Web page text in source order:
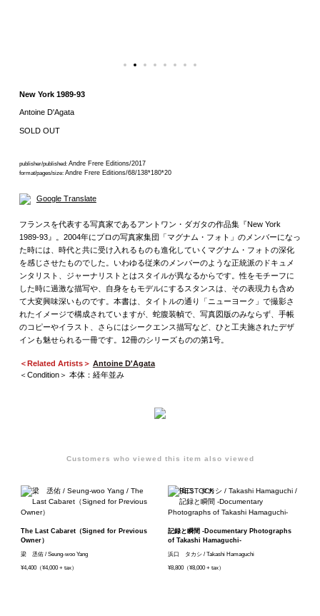
New York 1989-93
Antoine D'Agata
SOLD OUT
publisher/published: Andre Frere Editions/2017
format/pages/size: Andre Frere Editions/68/138*180*20
Google Translate
フランスを代表する写真家であるアントワン・ダガタの作品集『New York
1989-93』。2004年にプロの写真家集団「マグナム・フォト」のメンバーになっ
た時には、時代と共に受け入れるものも進化していくマグナム・フォトの深化
を感じさせたものでした。いわゆる従来のメンバーのような正統派のドキュメ
ンタリスト、ジャーナリストとはスタイルが異なるからです。性をモチーフに
した時に過激な描写や、自身をもモデルにするスタンスは、その表現力も含め
て大変興味深いものです。本書は、タイトルの通り「ニューヨーク」で撮影さ
れたイメージで構成されていますが、蛇腹装幀で、写真図版のみならず、手帳
のコピーやイラスト、さらにはシークエンス描写など、ひと工夫施されたデザ
インも魅せられる一冊です。12冊のシリーズものの第1号。
＜Related Artists＞ Antoine D'Agata
＜Condition＞ 本体：経年並み
Customers who viewed this item also viewed
The Last Cabaret（Signed for Previous
Owner）
梁 丞佑 / Seung-woo Yang
¥4,400（¥4,000 + tax）
記録と瞬間 -Documentary Photographs
of Takashi Hamaguchi-
浜口 タカシ / Takashi Hamaguchi
¥8,800（¥8,000 + tax）